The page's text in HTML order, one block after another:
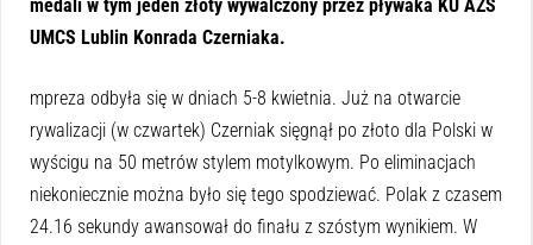
medali w tym jeden złoty wywalczony przez pływaka KU AZS
UMCS Lublin Konrada Czerniaka.
mpreza odbyła się w dniach 5-8 kwietnia. Już na otwarcie
rywalizacji (w czwartek) Czerniak sięgnął po złoto dla Polski w
wyścigu na 50 metrów stylem motylkowym. Po eliminacjach
niekoniecznie można było się tego spodziewać. Polak z czasem
24.16 sekundy awansował do finału z szóstym wynikiem. W